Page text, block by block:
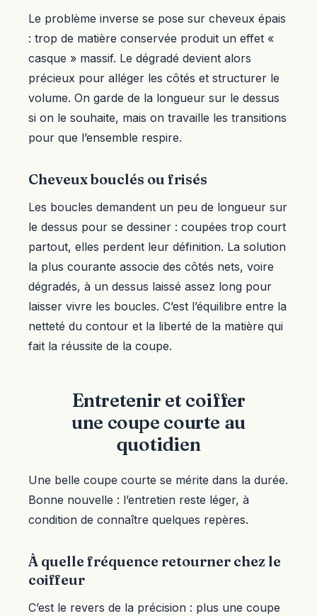
Le problème inverse se pose sur cheveux épais
: trop de matière conservée produit un effet «
casque » massif. Le dégradé devient alors
précieux pour alléger les côtés et structurer le
volume. On garde de la longueur sur le dessus
si on le souhaite, mais on travaille les transitions
pour que l’ensemble respire.
Cheveux bouclés ou frisés
Les boucles demandent un peu de longueur sur
le dessus pour se dessiner : coupées trop court
partout, elles perdent leur définition. La solution
la plus courante associe des côtés nets, voire
dégradés, à un dessus laissé assez long pour
laisser vivre les boucles. C’est l’équilibre entre la
netteté du contour et la liberté de la matière qui
fait la réussite de la coupe.
Entretenir et coiffer
une coupe courte au
quotidien
Une belle coupe courte se mérite dans la durée.
Bonne nouvelle : l’entretien reste léger, à
condition de connaître quelques repères.
À quelle fréquence retourner chez le
coiffeur
C’est le revers de la précision : plus une coupe